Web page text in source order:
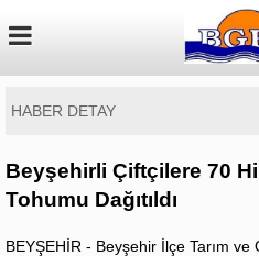
HABER DETAY
Beyşehirli Çiftçilere 70
Tohumu Dağıtıldı
BEYŞEHİR - Beyşehir İlçe Tarım